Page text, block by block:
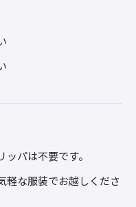
パは不要です。
軽な服装でお越しくださ